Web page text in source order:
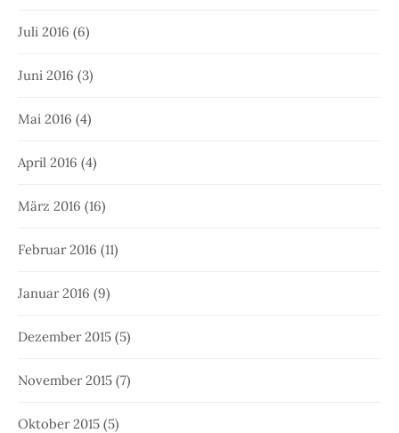
Juli 2016 (6)
Juni 2016 (3)
Mai 2016 (4)
April 2016 (4)
März 2016 (16)
Februar 2016 (11)
Januar 2016 (9)
Dezember 2015 (5)
November 2015 (7)
Oktober 2015 (5)